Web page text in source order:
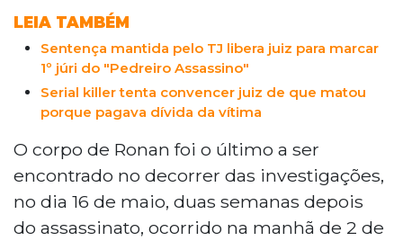
LEIA TAMBÉM
Sentença mantida pelo TJ libera juiz para marcar
1º júri do "Pedreiro Assassino"
Serial killer tenta convencer juiz de que matou
porque pagava dívida da vítima
O corpo de Ronan foi o último a ser
encontrado no decorrer das investigações,
no dia 16 de maio, duas semanas depois
do assassinato, ocorrido na manhã de 2 de